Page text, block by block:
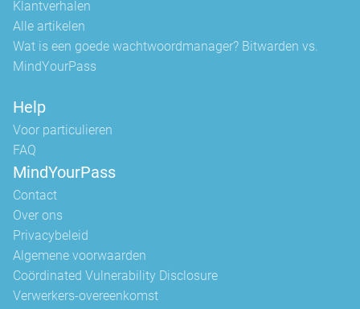
Klantverhalen
Alle artikelen
Wat is een goede wachtwoordmanager? Bitwarden vs.
MindYourPass
Help
Voor particulieren
FAQ
MindYourPass
Contact
Over ons
Privacybeleid
Algemene voorwaarden
Coördinated Vulnerability Disclosure
Verwerkers-overeenkomst